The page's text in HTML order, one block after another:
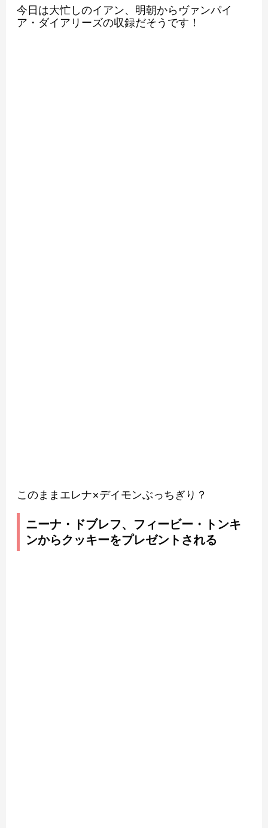
今日は大忙しのイアン、明朝からヴァンパイ
ア・ダイアリーズの収録だそうです！
このままエレナ×デイモンぶっちぎり？
ニーナ・ドブレフ、フィービー・トンキ
ンからクッキーをプレゼントされる